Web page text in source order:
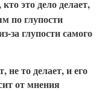
это дело делает,
по глупости
за глупости самого
не то делает, и его
от мнения